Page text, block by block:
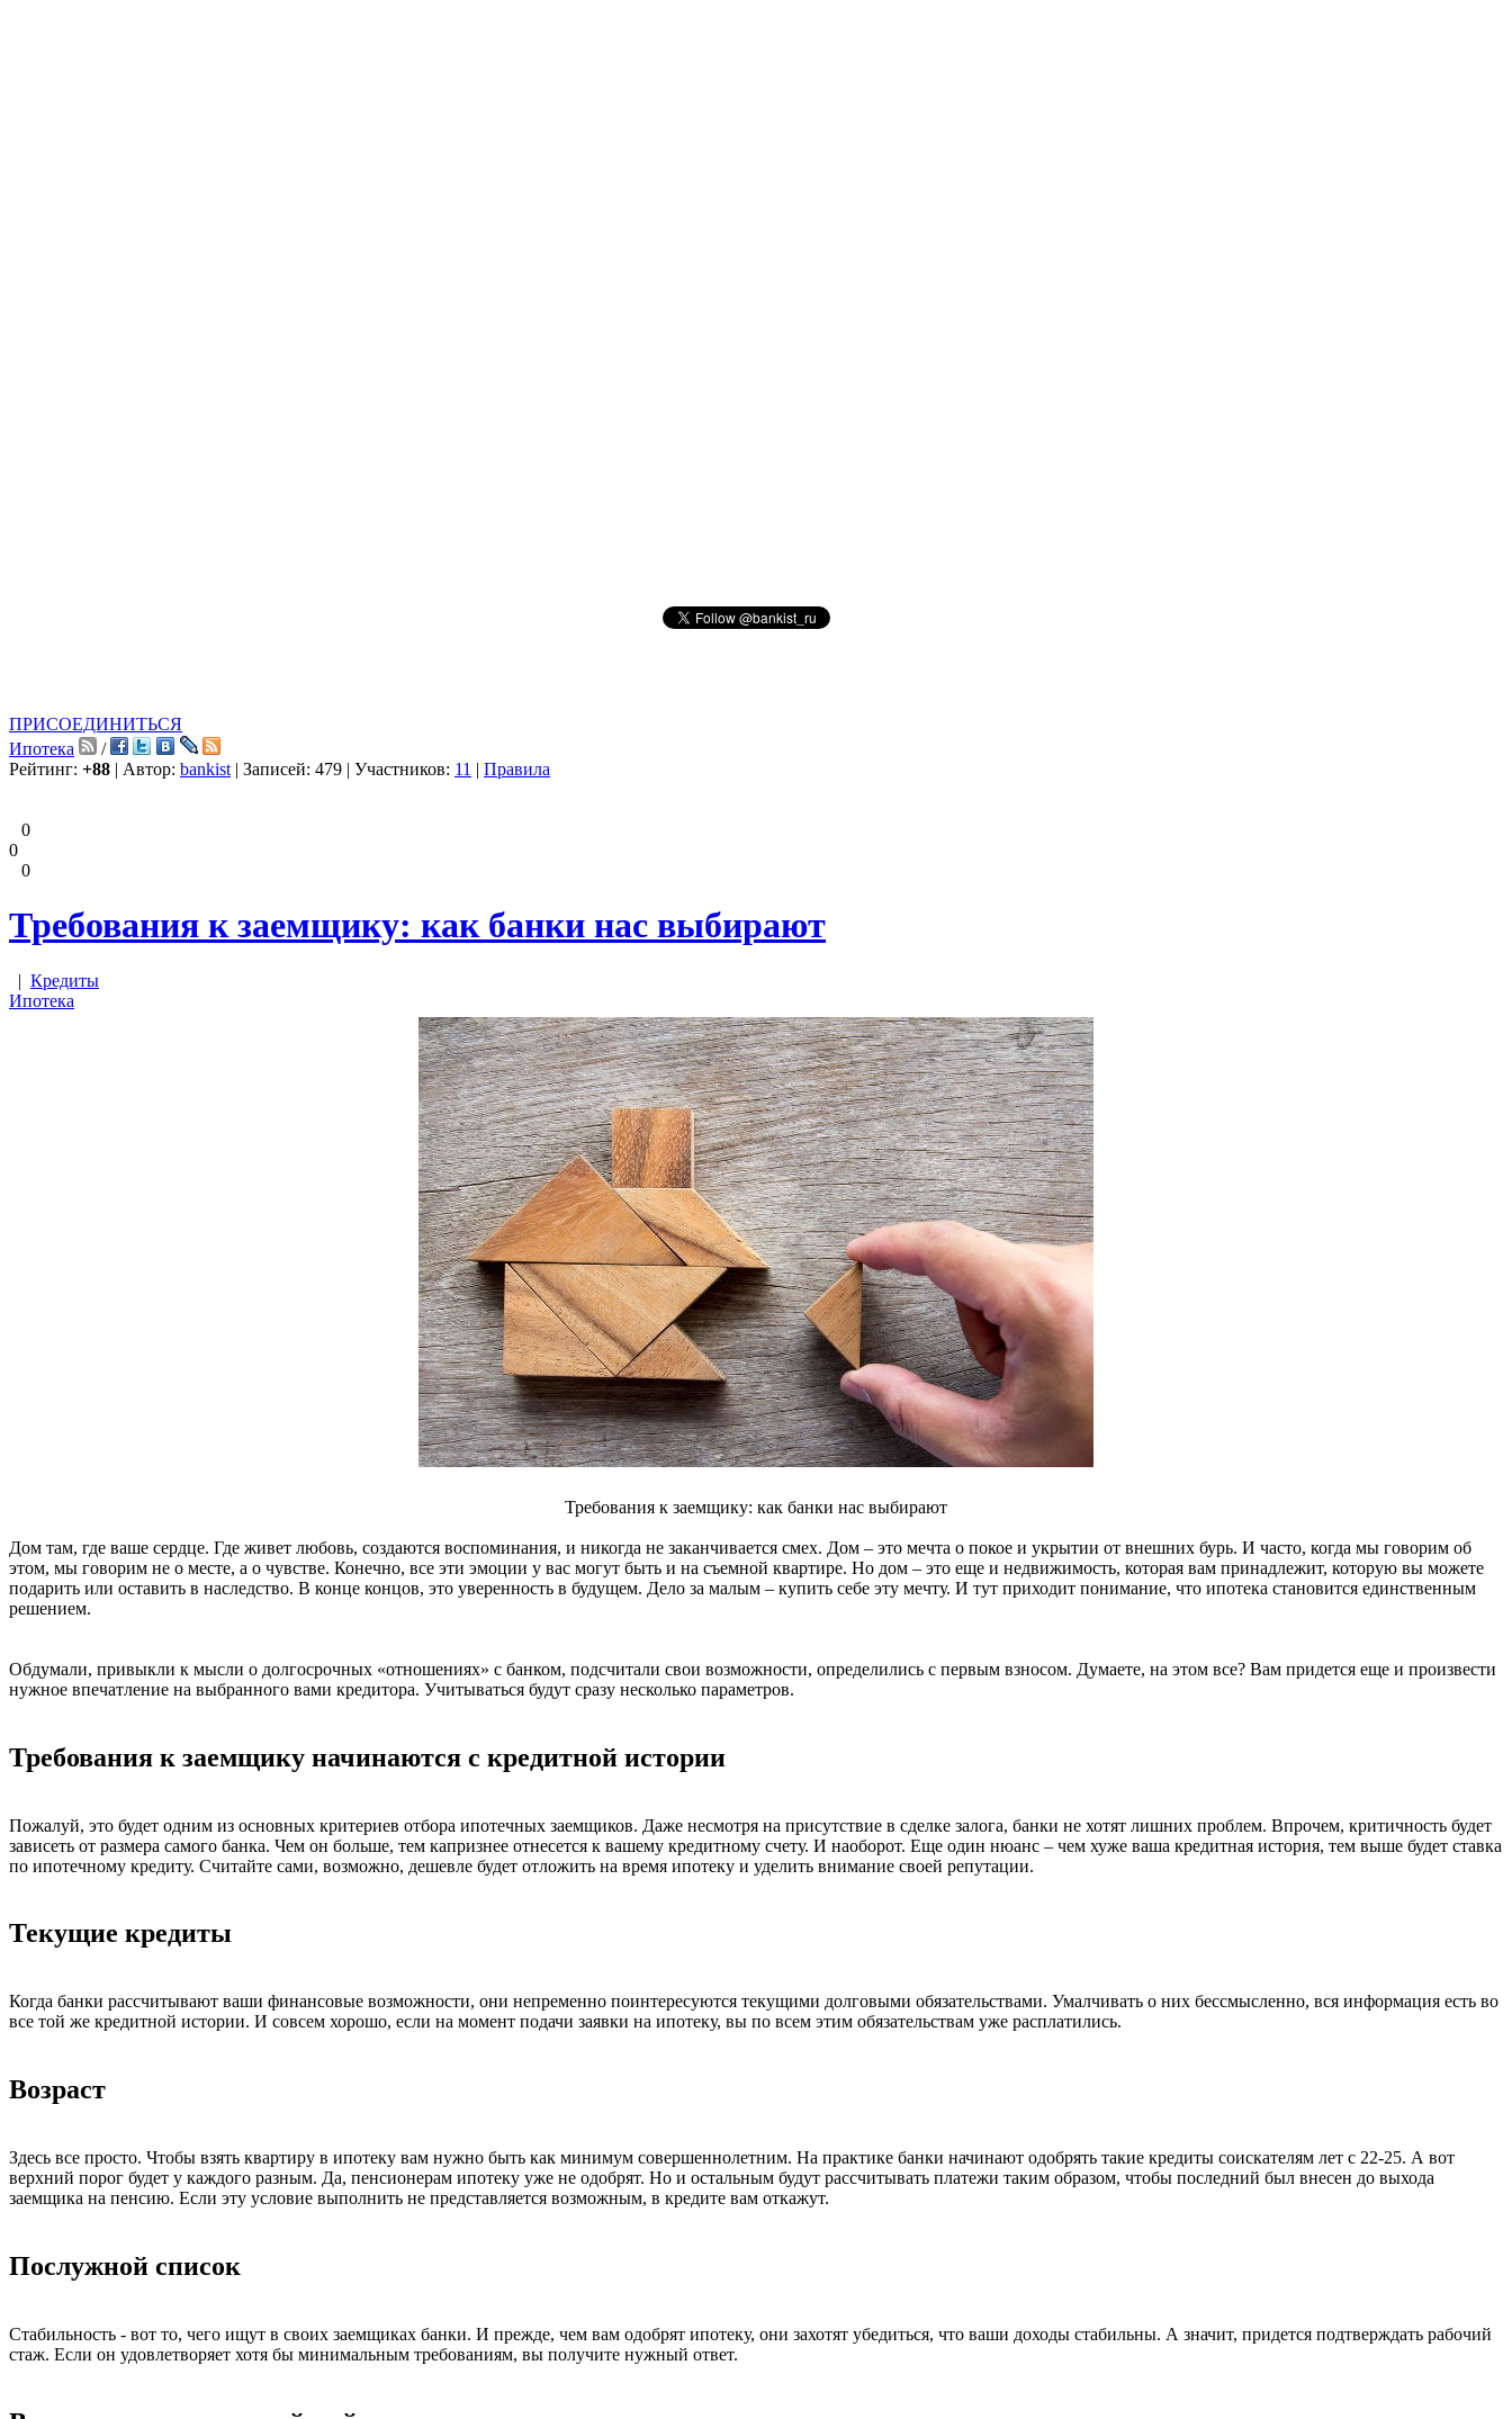
ПРИСОЕДИНИТЬСЯ
Ипотека
/
Рейтинг: +88 | Автор: bankist | Записей: 479 | Участников: 11 | Правила
0
0
0
Требования к заемщику: как банки нас выбирают
| Кредиты
Ипотека
Требования к заемщику: как банки нас выбирают
Дом там, где ваше сердце. Где живет любовь, создаются воспоминания, и никогда не заканчивается смех. Дом – это мечта о покое и укрытии от внешних бурь. И часто, когда мы говорим об
этом, мы говорим не о месте, а о чувстве. Конечно, все эти эмоции у вас могут быть и на съемной квартире. Но дом – это еще и недвижимость, которая вам принадлежит, которую вы можете
подарить или оставить в наследство. В конце концов, это уверенность в будущем. Дело за малым – купить себе эту мечту. И тут приходит понимание, что ипотека становится единственным
решением.
Обдумали, привыкли к мысли о долгосрочных «отношениях» с банком, подсчитали свои возможности, определились с первым взносом. Думаете, на этом все? Вам придется еще и произвести
нужное впечатление на выбранного вами кредитора. Учитываться будут сразу несколько параметров.
Требования к заемщику начинаются с кредитной истории
Пожалуй, это будет одним из основных критериев отбора ипотечных заемщиков. Даже несмотря на присутствие в сделке залога, банки не хотят лишних проблем. Впрочем, критичность будет
зависеть от размера самого банка. Чем он больше, тем капризнее отнесется к вашему кредитному счету. И наоборот. Еще один нюанс – чем хуже ваша кредитная история, тем выше будет ставка
по ипотечному кредиту. Считайте сами, возможно, дешевле будет отложить на время ипотеку и уделить внимание своей репутации.
Текущие кредиты
Когда банки рассчитывают ваши финансовые возможности, они непременно поинтересуются текущими долговыми обязательствами. Умалчивать о них бессмысленно, вся информация есть во
все той же кредитной истории. И совсем хорошо, если на момент подачи заявки на ипотеку, вы по всем этим обязательствам уже расплатились.
Возраст
Здесь все просто. Чтобы взять квартиру в ипотеку вам нужно быть как минимум совершеннолетним. На практике банки начинают одобрять такие кредиты соискателям лет с 22-25. А вот
верхний порог будет у каждого разным. Да, пенсионерам ипотеку уже не одобрят. Но и остальным будут рассчитывать платежи таким образом, чтобы последний был внесен до выхода
заемщика на пенсию. Если эту условие выполнить не представляется возможным, в кредите вам откажут.
Послужной список
Стабильность - вот то, чего ищут в своих заемщиках банки. И прежде, чем вам одобрят ипотеку, они захотят убедиться, что ваши доходы стабильны. А значит, придется подтверждать рабочий
стаж. Если он удовлетворяет хотя бы минимальным требованиям, вы получите нужный ответ.